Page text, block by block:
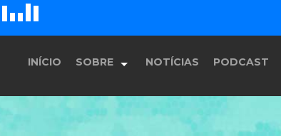
D
E F
H
INÍCIO SOBRE
História
NOTÍCIAS PODCAST